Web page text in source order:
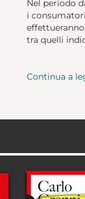
Nel periodo
i
tra quelli
Continua a